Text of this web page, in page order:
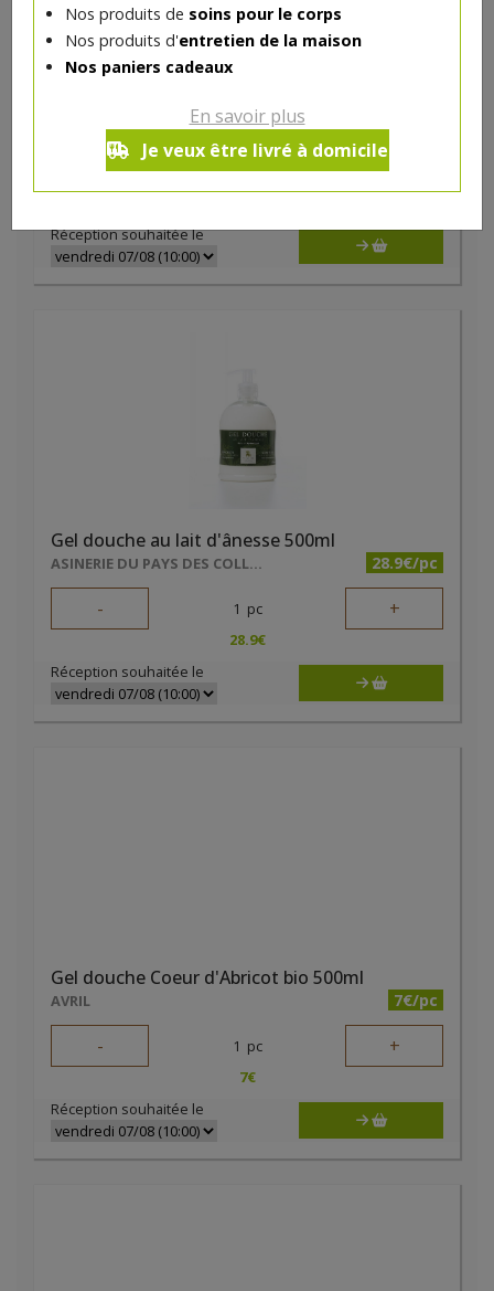
Nos produits de soins pour le corps
Nos produits d'entretien de la maison
Nos paniers cadeaux
En savoir plus
Je veux être livré à domicile
HYGIENA 13.91€/pc
1 pc +
Réception souhaitée le
Gel douche au lait d'ânesse 500ml
ASINERIE DU PAYS DES COLLINES SRL 28.9€/pc
- 1 pc +
28.9€
Réception souhaitée le
Gel douche Coeur d'Abricot bio 500ml
AVRIL 7€/pc
- 1 pc +
7€
Réception souhaitée le